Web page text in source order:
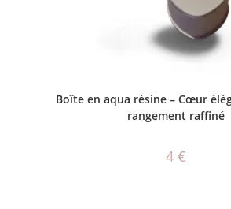
Boîte en aqua résine – Cœur
rangement raffiné
4 €